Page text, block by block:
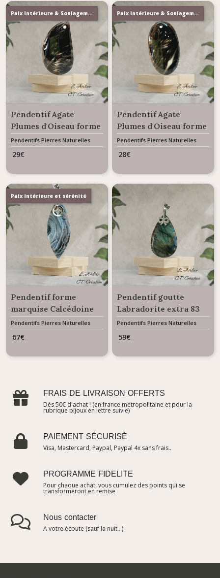
Paix intérieure & Soulagement émotionnel
Pendentif Agate
Plumes d'Oiseau forme
libre 24.45 carats
Pendentifs Pierres Naturelles
Gemme
29€
Paix intérieure & Soulagement émotionnel
Pendentif Agate
Plumes d'Oiseau forme
ovale 21.2 carats
Pendentifs Pierres Naturelles
Gemme
28€
Paix intérieure et sérénité
Pendentif forme
marquise Calcédoine
du désert 46 carats
Pendentifs Pierres Naturelles
Gemme
67€
Pendentif goutte
Labradorite extra 83
carats
Pendentifs Pierres Naturelles
Gemme
59€
FRAIS DE LIVRAISON OFFERTS
Dès 50€ d'achat ! (en france métropolitaine et pour la
rubrique bijoux en lettre suivie)
PAIEMENT SÉCURISÉ
Visa, Mastercard, Paypal, Paypal 4x sans frais..
PROGRAMME FIDELITE
Pour chaque achat, vous cumulez des points qui se
transformeront en remise
Nous contacter
A votre écoute (sauf la nuit...)